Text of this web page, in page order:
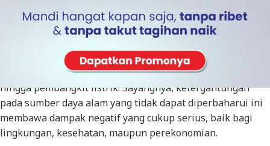
Energi fosil masih menjadi sumber energi utama dalam
kehidupan modern, mulai dari bahan bakar kendaraan
hingga pembangkit listrik. Sayangnya, ketergantungan
pada sumber daya alam yang tidak dapat diperbaharui ini
membawa dampak negatif yang cukup serius, baik bagi
lingkungan, kesehatan, maupun perekonomian.